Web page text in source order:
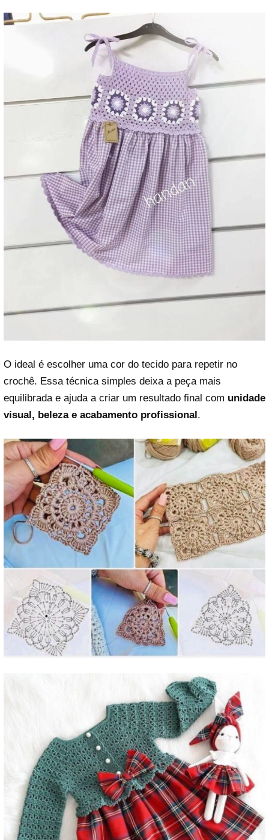
O ideal é escolher uma cor do tecido para repetir no
crochê. Essa técnica simples deixa a peça mais
equilibrada e ajuda a criar um resultado final com unidade
visual, beleza e acabamento profissional.